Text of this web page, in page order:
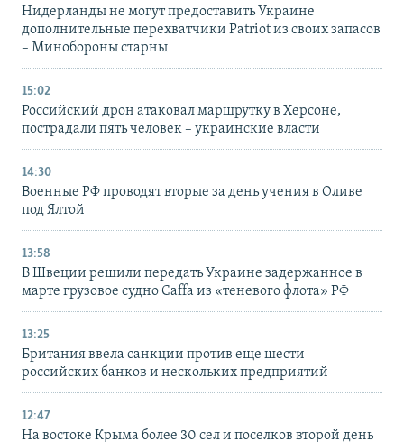
Нидерланды не могут предоставить Украине
дополнительные перехватчики Patriot из своих запасов
– Минобороны старны
15:02
Российский дрон атаковал маршрутку в Херсоне,
пострадали пять человек – украинские власти
14:30
Военные РФ проводят вторые за день учения в Оливе
под Ялтой
13:58
В Швеции решили передать Украине задержанное в
марте грузовое судно Caffa из «теневого флота» РФ
13:25
Британия ввела санкции против еще шести
российских банков и нескольких предприятий
12:47
На востоке Крыма более 30 сел и поселков второй день